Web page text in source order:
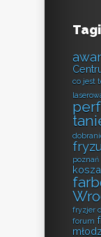
Tagi
co jest
poznań
fryzjer
forum